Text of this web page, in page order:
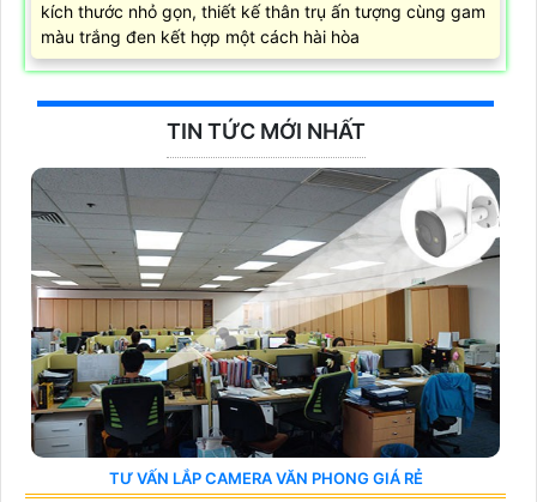
kích thước nhỏ gọn, thiết kế thân trụ ấn tượng cùng gam
màu trắng đen kết hợp một cách hài hòa
TIN TỨC MỚI NHẤT
TƯ VẤN LẮP CAMERA VĂN PHONG GIÁ RẺ